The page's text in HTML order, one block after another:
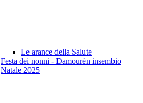
Le arance della Salute
Festa dei nonni - Damourèn insembio
Natale 2025